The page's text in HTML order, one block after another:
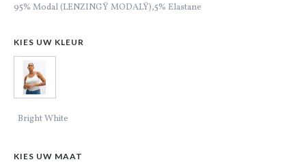
95% Modal (LENZINGŸ MODALŸ),5% Elastane
KIES UW KLEUR
Bright White
KIES UW MAAT